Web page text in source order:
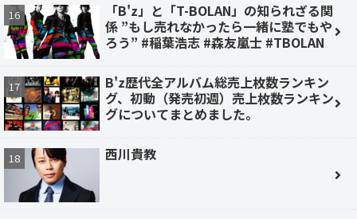
「B'z」と「T-BOLAN」の知られざる関
係 ”もし売れなかったら一緒に塾でもや
ろう” #稲葉浩志 #森友嵐士 #TBOLAN
B'z歴代全アルバム総売上枚数ランキン
グ、初動（発売初週）売上枚数ランキン
グについてまとめました。
西川貴教